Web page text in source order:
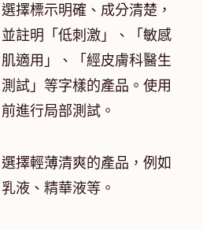
選擇標示明確、成分清楚，
並註明「低刺激」、「敏感
肌適用」、「經皮膚科醫生
測試」等字樣的產品。使用
前進行局部測試。
選擇輕薄清爽的產品，例如
乳液、精華液等。